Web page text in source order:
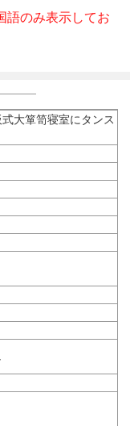
語のみ表示してお
大箪笥寝室にタンス